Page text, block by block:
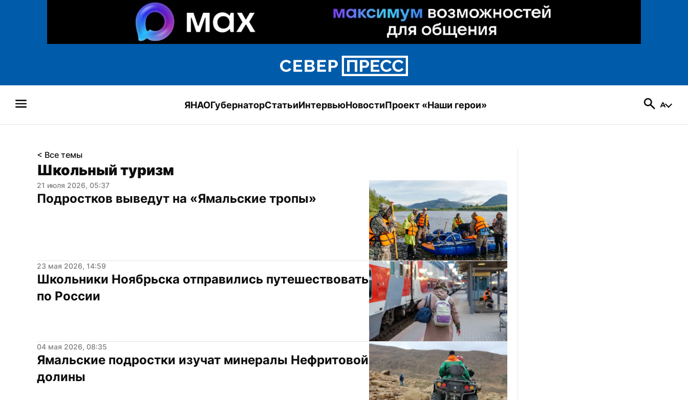
ЯНАОГубернаторСтатьиИнтервьюНовостиПроект «Наши герои»
< Все темы
Школьный туризм
21 июля 2026, 05:37
Подростков выведут на «Ямальские тропы»
23 мая 2026, 14:59
Школьники Ноябрьска отправились путешествовать
по России
04 мая 2026, 08:35
Ямальские подростки изучат минералы Нефритовой
долины